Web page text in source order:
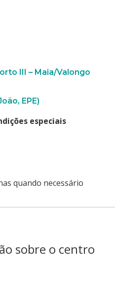
III – Maia/Valongo
EPE)
especiais
quando necessário
sobre o centro